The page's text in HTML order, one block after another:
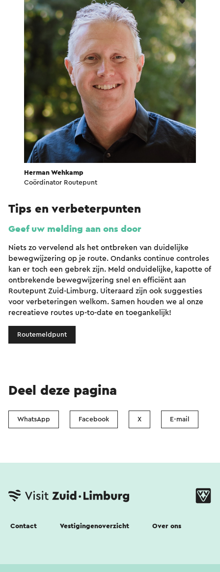
Herman Wehkamp
Coördinator Routepunt
Tips en verbeterpunten
Geef uw melding aan ons door
Niets zo vervelend als het ontbreken van duidelijke
bewegwijzering op je route. Ondanks continue controles
kan er toch een gebrek zijn. Meld onduidelijke, kapotte of
ontbrekende bewegwijzering snel en efficiënt aan
Routepunt Zuid-Limburg. Uiteraard zijn ook suggesties
voor verbeteringen welkom. Samen houden we al onze
recreatieve routes up-to-date en toegankelijk!
Routemeldpunt
Deel deze pagina
WhatsApp Facebook X E-mail
Contact Vestigingenoverzicht Over ons